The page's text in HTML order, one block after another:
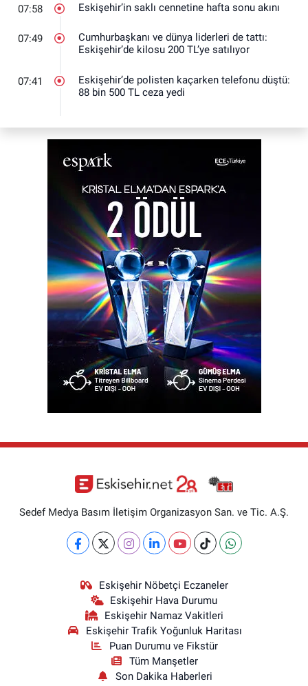
07:58 Eskişehir’in saklı cennetine hafta sonu akını
07:49
Cumhurbaşkanı ve dünya liderleri de tattı:
Eskişehir’de kilosu 200 TL’ye satılıyor
07:41
Eskişehir’de polisten kaçarken telefonu düştü:
88 bin 500 TL ceza yedi
Sedef Medya Basım İletişim Organizasyon San. ve Tic. A.Ş.
Eskişehir Nöbetçi Eczaneler
Eskişehir Hava Durumu
Eskişehir Namaz Vakitleri
Eskişehir Trafik Yoğunluk Haritası
Puan Durumu ve Fikstür
Tüm Manşetler
Son Dakika Haberleri